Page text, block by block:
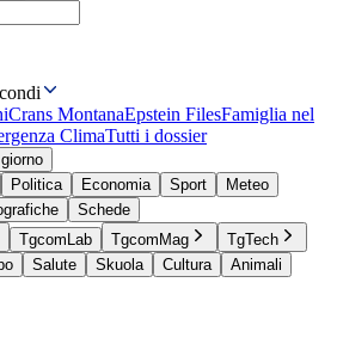
Crans MontanaEpstein FilesFamiglia nel
ClimaTutti i dossier
Politica Economia Sport
Meteo
Schede
TgcomLab TgcomMag
TgTech
Salute Skuola Cultura
Animali